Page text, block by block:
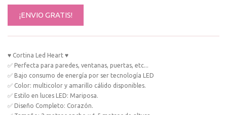
¡ENVIO GRATIS!
♥️ Cortina Led Heart ♥️
✅ Perfecta para paredes, ventanas, puertas, etc...
✅ Bajo consumo de energía por ser tecnología LED
✅ Color: multicolor y amarillo cálido disponibles.
✅ Estilo en luces LED: Mariposa.
✅ Diseño Completo: Corazón.